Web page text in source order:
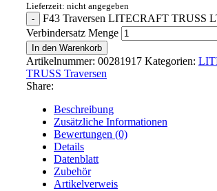
Lieferzeit: nicht angegeben
F43 Traversen LITECRAFT TRUSS
Verbindersatz Menge
In den Warenkorb
Artikelnummer: 00281917 Kategorien:
TRUSS Traversen
Share:
Beschreibung
Zusätzliche Informationen
Bewertungen (0)
Details
Datenblatt
Zubehör
Artikelverweis